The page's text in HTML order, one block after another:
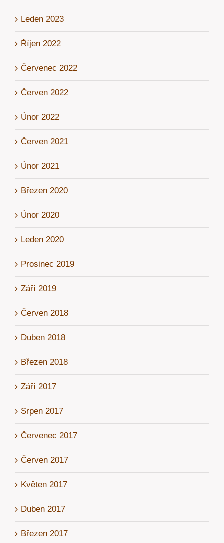
Leden 2023
Říjen 2022
Červenec 2022
Červen 2022
Únor 2022
Červen 2021
Únor 2021
Březen 2020
Únor 2020
Leden 2020
Prosinec 2019
Září 2019
Červen 2018
Duben 2018
Březen 2018
Září 2017
Srpen 2017
Červenec 2017
Červen 2017
Květen 2017
Duben 2017
Březen 2017